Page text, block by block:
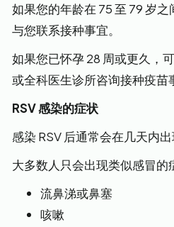
如果您的年龄在 75 至 79 岁
与您联系接种事宜。
如果您已怀孕 28 周或更久，
或全科医生诊所咨询接种疫苗
RSV 感染的症状
感染 RSV 后通常会在几天内出
大多数人只会出现类似感冒的
流鼻涕或鼻塞
咳嗽